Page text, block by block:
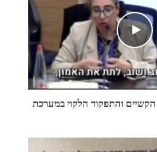
הקשיים והתפקוד הלקוי במערכת